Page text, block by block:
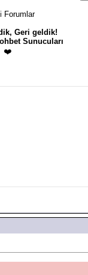
Forumlar
Geri geldik!
Sunucuları
❤️